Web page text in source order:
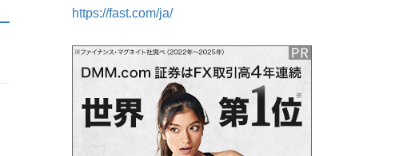
https://fast.com/ja/